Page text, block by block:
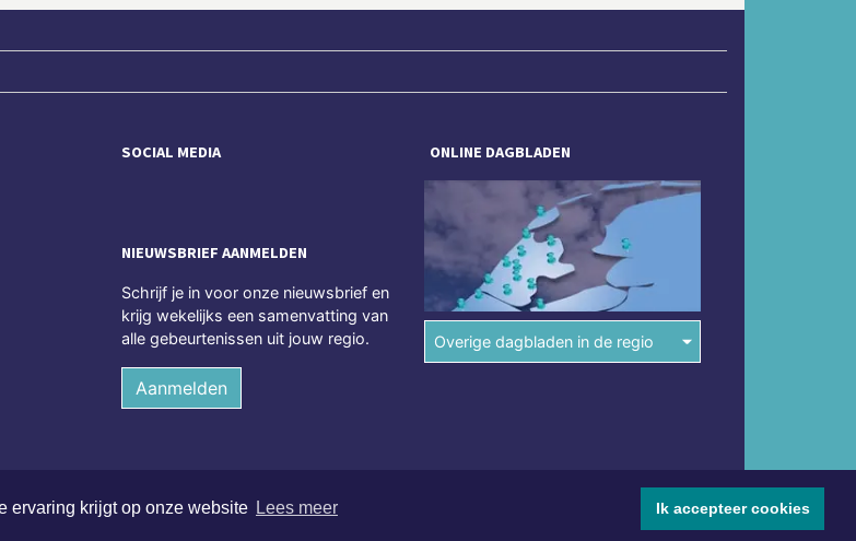
ervaring krijgt op onze website Lees meer Ik accepteer cookies
SOCIAL MEDIA
NIEUWSBRIEF AANMELDEN
Schrijf je in voor onze nieuwsbrief en
krijg wekelijks een samenvatting van
alle gebeurtenissen uit jouw regio.
Aanmelden
ONLINE DAGBLADEN
Overige dagbladen in de regio
Algemene voorwaarden Privacy Statement